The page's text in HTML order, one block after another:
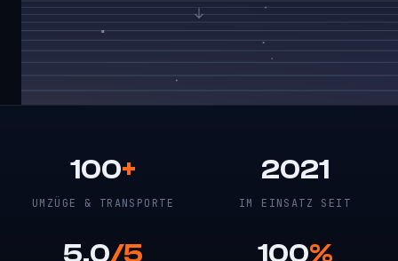
100+
UMZÜGE & TRANSPORTE
2021
IM EINSATZ SEIT
5,0/5 100%